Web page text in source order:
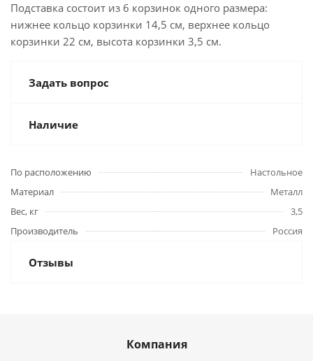
Подставка состоит из 6 корзинок одного размера:
нижнее кольцо корзинки 14,5 см, верхнее кольцо
корзинки 22 см, высота корзинки 3,5 см.
Задать вопрос
Наличие
По расположению
Настольное
Материал
Металл
Вес, кг
3,5
Производитель
Россия
Отзывы
Компания